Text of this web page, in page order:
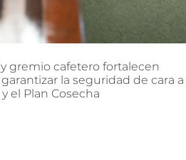
y gremio cafetero fortalecen
garantizar la seguridad de cara a
y el Plan Cosecha